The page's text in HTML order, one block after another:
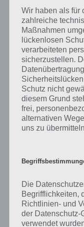
Doch zurück zu den
bestimmten
Fremdkörper aus
nicht grundlegend
Sandkorn der Auslöser
mittlerweile verworfen.
Abwehrreaktion bspw.
Abhängig von der Art
Wassertemperatur,
80 bis 92 Prozent
ein kleiner Teil Wasser.
Golf gefischt und daher
gezüchtet und intensiv
bis drei Jahre.
Da Perlen oft als
Wir haben als für
zahlreiche
Maßnahmen
lückenlosen
verarbeiteten
sicherzustellen.
Schutz nicht
diesem Grund
frei,
alternativen
uns zu
Die
Begrifflichkeiten,
Richtlinien- und
der Datenschutz-
verwendet